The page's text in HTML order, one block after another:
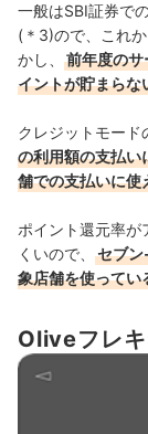
一般はSBI証券で
(＊3)ので、これ
かし、
前年度の
イントが貯まらな
クレジットモード
の利用額の支払い
舗での支払いに使
ポイント還元率が
くいので、
セブン
象店舗を使ってい
Oliveフレキ